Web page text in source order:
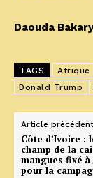
Daouda Bakary
TAGS Afrique
Donald Trump
Article précédent
Côte d’Ivoire :
champ de la
mangues fixé à
pour la